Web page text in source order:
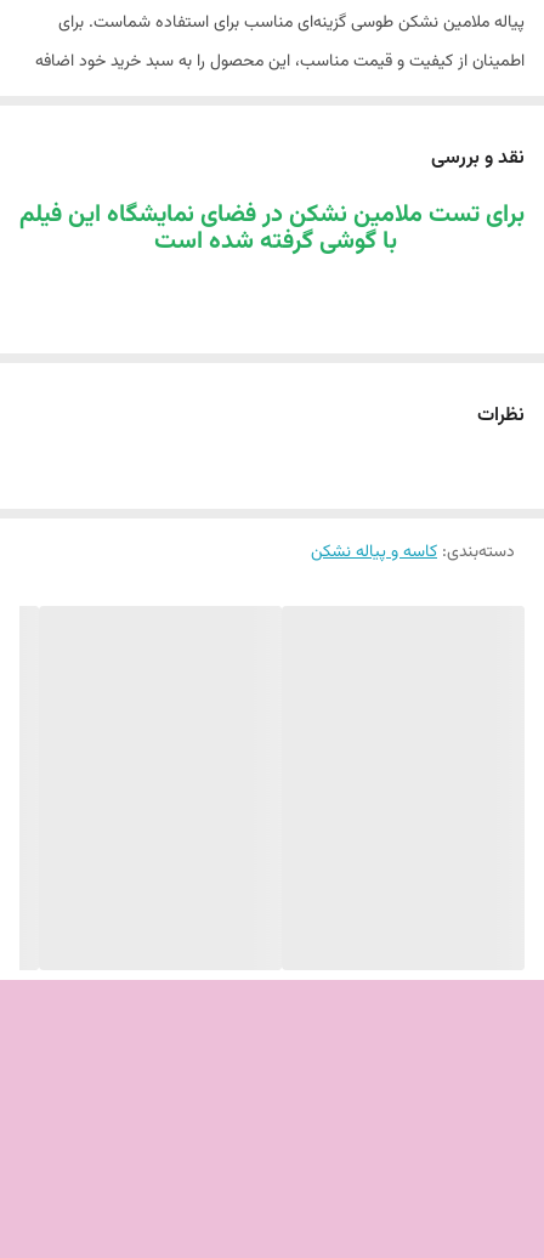
پیاله ملامین نشکن طوسی گزینه‌ای مناسب برای استفاده شماست. برای
اطمینان از کیفیت و قیمت مناسب، این محصول را به سبد خرید خود اضافه
نقد و بررسی
برای تست ملامین نشکن در فضای نمایشگاه این فیلم
با گوشی گرفته شده است
نظرات
دسته‌بندی: کاسه و پیاله نشکن